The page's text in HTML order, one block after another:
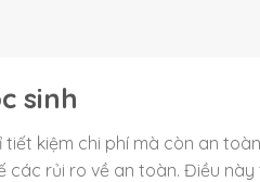
sinh
kiệm chi phí mà còn an
các rủi ro về an toàn. Điều